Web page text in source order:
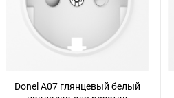
Donel A07 глянцевый белый